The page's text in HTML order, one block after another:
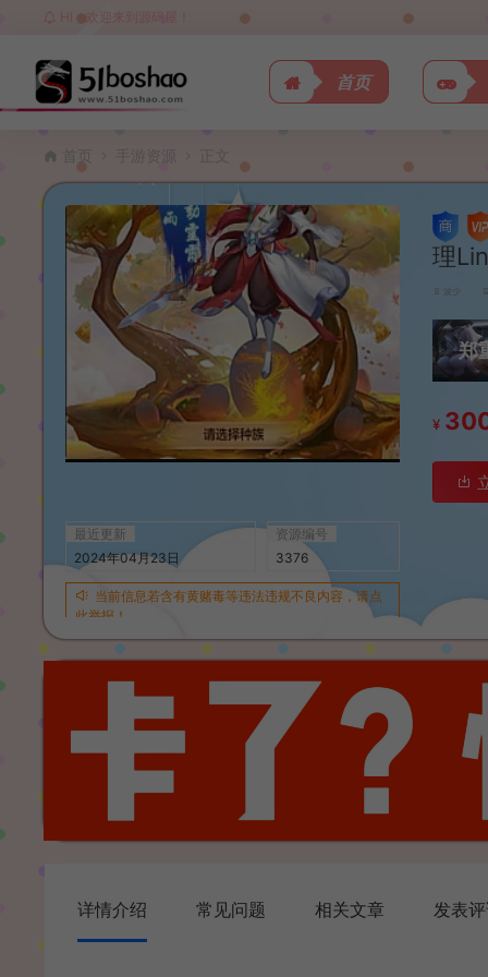
HI，欢迎来到源码屋！
首页
首页 手游资源 正文
最近更新
2024年04月23日
资源编号
3376
当前信息若含有黄赌毒等违法违规不良内容，请点
此举报！
理
波少
郑
¥
详情介绍 常见问题 相关文章 发表